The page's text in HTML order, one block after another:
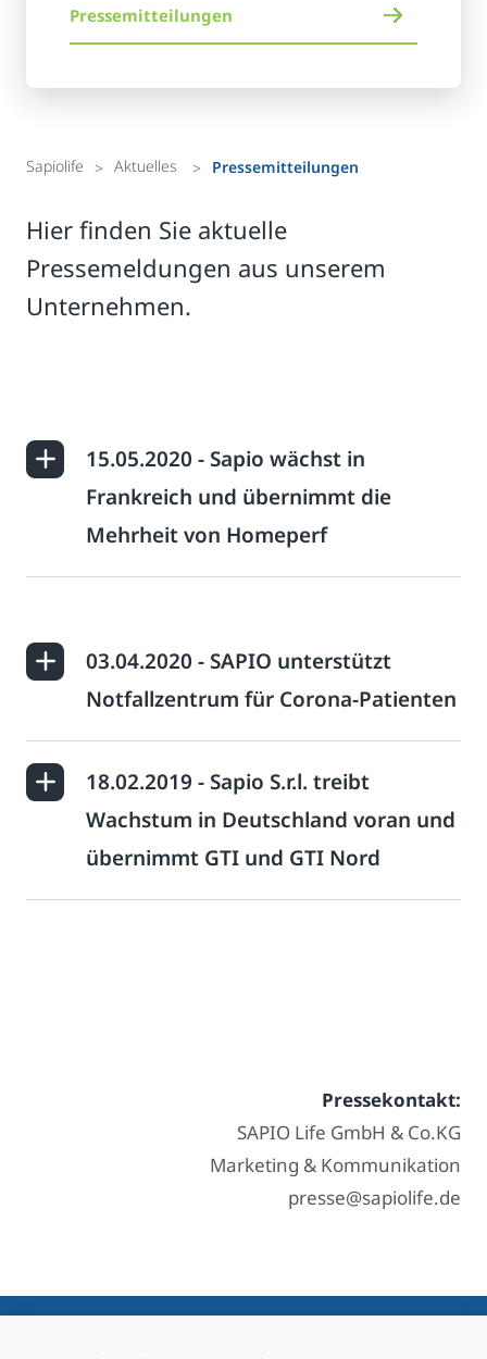
Pressemitteilungen
Sapiolife Aktuelles Pressemitteilungen
Hier finden Sie aktuelle
Pressemeldungen aus unserem
Unternehmen.
15.05.2020 - Sapio wächst in
Frankreich und übernimmt die
Mehrheit von Homeperf
03.04.2020 - SAPIO unterstützt
Notfallzentrum für Corona-Patienten
18.02.2019 - Sapio S.r.l. treibt
Wachstum in Deutschland voran und
übernimmt GTI und GTI Nord
Pressekontakt:
SAPIO Life GmbH & Co.KG
Marketing & Kommunikation
presse@sapiolife.de